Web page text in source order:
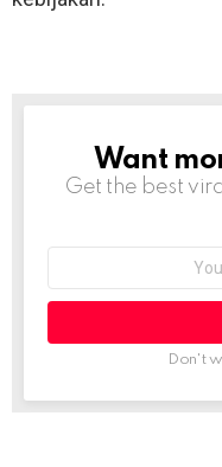
NEWSLETTER
Want
Get the best
Don't